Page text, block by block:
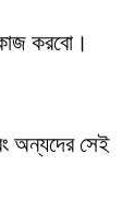
করবো।
অন্যদের সেই